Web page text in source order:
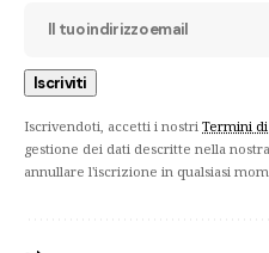
Iscrivendoti, accetti i nostri Termini
gestione dei dati descritte nella nostra
annullare l'iscrizione in qualsiasi